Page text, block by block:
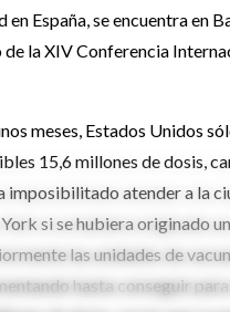
en España, se encuentra en
la XIV Conferencia
meses, Estados Unidos
15,6 millones de dosis,
imposibilitado atender a la
si se hubiera originado
las unidades de
hasta conseguir